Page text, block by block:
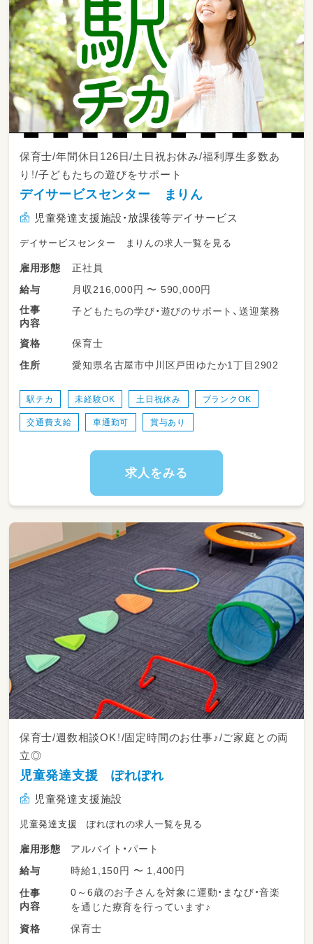
保育士/年間休日126日/土日祝お休み/福利厚生多数あ
り！/子どもたちの遊びをサポート
デイサービスセンター まりん
児童発達支援施設・放課後等デイサービス
デイサービスセンター まりんの求人一覧を見る
雇用形態
正社員
給与
月収216,000円 〜 590,000円
仕事
内容
子どもたちの学び・遊びのサポート、送迎業務
資格
保育士
住所
愛知県名古屋市中川区戸田ゆたか1丁目2902
駅チカ 未経験OK 土日祝休み ブランクOK
交通費支給 車通勤可 賞与あり
求人をみる
保育士/週数相談OK！/固定時間のお仕事♪/ご家庭との両
立◎
児童発達支援 ぽれぽれ
児童発達支援施設
児童発達支援 ぽれぽれの求人一覧を見る
雇用形態
アルバイト・パート
給与
時給1,150円 〜 1,400円
仕事
内容
0～6歳のお子さんを対象に運動・まなび・音楽
を通じた療育を行っています♪
資格
保育士